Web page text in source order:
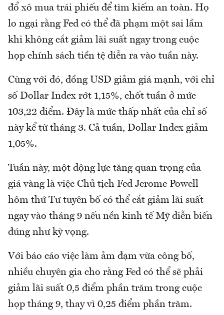
đổ xô mua trái phiếu để tìm kiếm an toàn. Họ
lo ngại rằng Fed có thể đã phạm một sai lầm
khi không cắt giảm lãi suất ngay trong cuộc
họp chính sách tiền tệ diễn ra vào tuần này.
Cùng với đó, đồng USD giảm giá mạnh, với chỉ
số Dollar Index rớt 1,15%, chốt tuần ở mức
103,22 điểm. Đây là mức thấp nhất của chỉ số
này kể từ tháng 3. Cả tuần, Dollar Index giảm
1,05%.
Tuần này, một động lực tăng quan trọng của
giá vàng là việc Chủ tịch Fed Jerome Powell
hôm thứ Tư tuyên bố có thể cắt giảm lãi suất
ngay vào tháng 9 nếu nền kinh tế Mỹ diễn biến
đúng như kỳ vọng.
Với báo cáo việc làm ảm đạm vừa công bố,
nhiều chuyên gia cho rằng Fed có thể sẽ phải
giảm lãi suất 0,5 điểm phần trăm trong cuộc
họp tháng 9, thay vì 0,25 điểm phần trăm.